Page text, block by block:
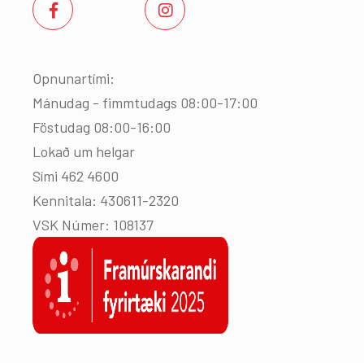
Opnunartími:
Mánudag - fimmtudags 08:00-17:00
Föstudag 08:00-16:00
Lokað um helgar
Sími 462 4600
Kennitala: 430611-2320
VSK Númer: 108137